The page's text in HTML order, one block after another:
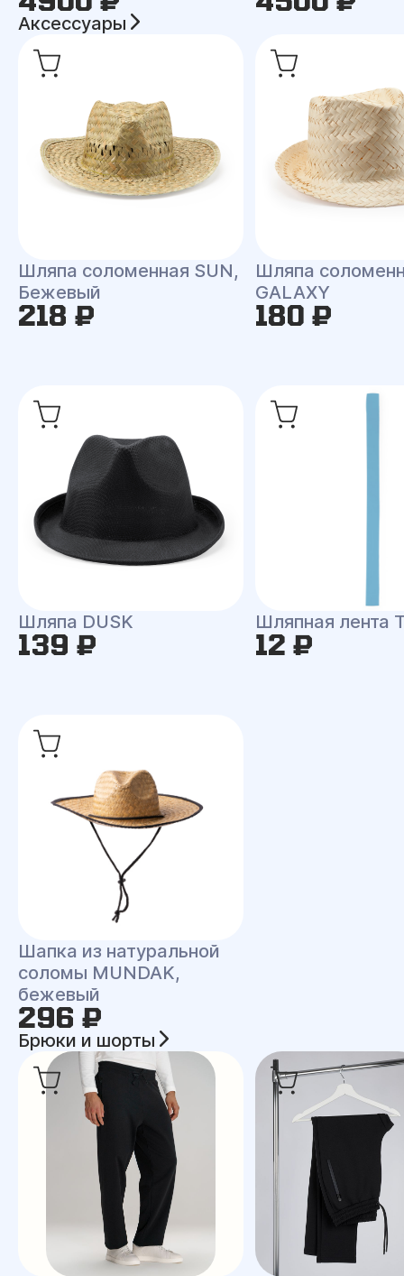
Аксессуары
Шляпа соломенная SUN,
Бежевый
218 ₽
Шляпа
GALAXY
180 ₽
Шляпа DUSK
139 ₽
Шляпная лента
12 ₽
Шапка из натуральной
соломы MUNDAK,
бежевый
296 ₽
Брюки и шорты